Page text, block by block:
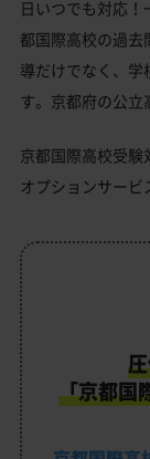
日いつでも対応
都国際高校の過
導だけでなく、学
す。京都府の公立
京都国際高校受験
オプションサービ
「京都国